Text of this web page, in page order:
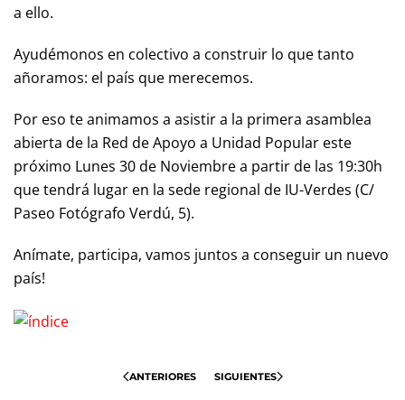
a ello.
Ayudémonos en colectivo a construir lo que tanto
añoramos: el país que merecemos.
Por eso te animamos a asistir a la primera asamblea
abierta de la Red de Apoyo a Unidad Popular este
próximo Lunes 30 de Noviembre a partir de las 19:30h
que tendrá lugar en la sede regional de IU-Verdes (C/
Paseo Fotógrafo Verdú, 5).
Anímate, participa, vamos juntos a conseguir un nuevo
país!
ANTERIORES SIGUIENTES